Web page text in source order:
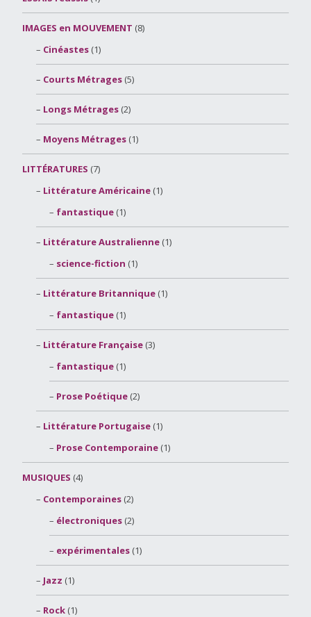
IMAGES en MOUVEMENT (8)
Cinéastes(1)
Courts Métrages(5)
Longs Métrages(2)
Moyens Métrages(1)
LITTÉRATURES (7)
Littérature Américaine(1)
fantastique (1)
Littérature Australienne(1)
science-fiction (1)
Littérature Britannique(1)
fantastique (1)
Littérature Française(3)
fantastique (1)
Prose Poétique (2)
Littérature Portugaise(1)
Prose Contemporaine (1)
MUSIQUES (4)
Contemporaines(2)
électroniques (2)
expérimentales (1)
Jazz (1)
Rock(1)